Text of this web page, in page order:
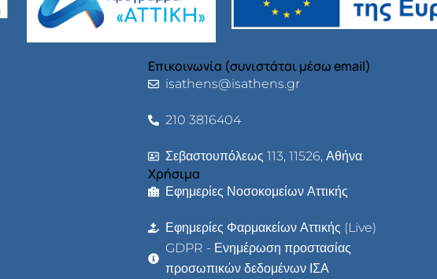
Επικοινωνία (συνιστάται μέσω email)
isathens@isathens.gr
210 3816404
Σεβαστουπόλεως 113, 11526, Αθήνα
Χρήσιμα
Εφημερίες Νοσοκομείων Αττικής
Εφημερίες Φαρμακείων Αττικής (Live)
GDPR - Ενημέρωση προστασίας
προσωπικών δεδομένων ΙΣΑ